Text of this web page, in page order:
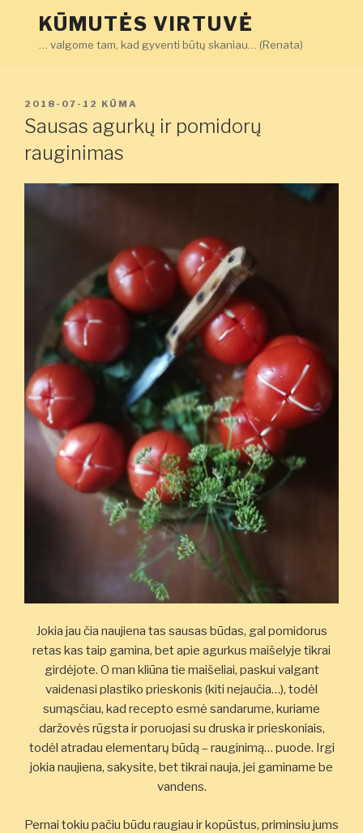
KŪMUTĖS VIRTUVĖ
… valgome tam, kad gyventi būtų skaniau… (Renata)
PASKELBTA
2018-07-12 KŪMA
Sausas agurkų ir pomidorų
rauginimas
Jokia jau čia naujiena tas sausas būdas, gal pomidorus
retas kas taip gamina, bet apie agurkus maišelyje tikrai
girdėjote. O man kliūna tie maišeliai, paskui valgant
vaidenasi plastiko prieskonis (kiti nejaučia…), todėl
sumąsčiau, kad recepto esmė sandarume, kuriame
daržovės rūgsta ir poruojasi su druska ir prieskoniais,
todėl atradau elementarų būdą – rauginimą… puode. Irgi
jokia naujiena, sakysite, bet tikrai nauja, jei gaminame be
vandens.
Pernai tokiu pačiu būdu raugiau ir kopūstus, priminsiu jums